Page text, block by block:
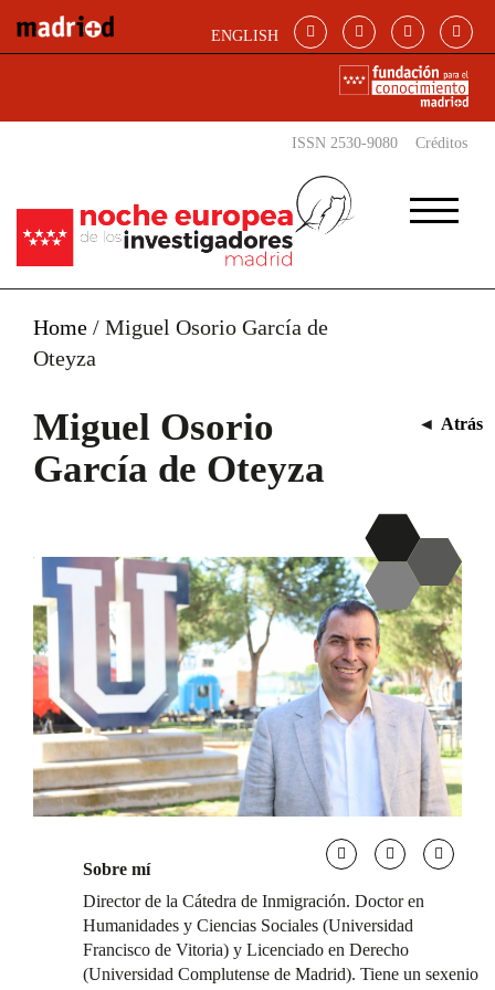
ENGLISH
ISSN 2530-9080 Créditos
Home / Miguel Osorio García de
Oteyza
Miguel Osorio
García de Oteyza
◄ Atrás
Sobre mí
Director de la Cátedra de Inmigración. Doctor en
Humanidades y Ciencias Sociales (Universidad
Francisco de Vitoria) y Licenciado en Derecho
(Universidad Complutense de Madrid). Tiene un sexenio